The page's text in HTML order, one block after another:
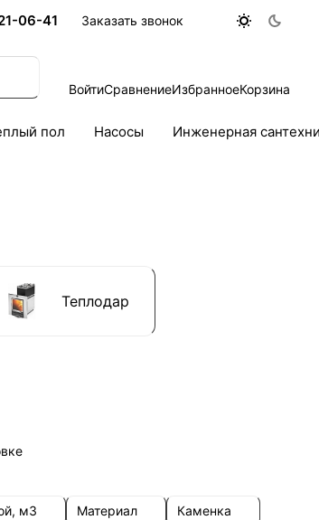
06-41 Заказать звонок
ВойтиСравнениеИзбранноеКорзина
пол Насосы Инженерная
Теплодар
м3 Материал
Каменка